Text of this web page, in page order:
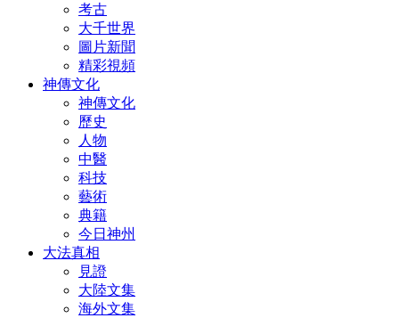
考古
大千世界
圖片新聞
精彩視頻
神傳文化
神傳文化
歷史
人物
中醫
科技
藝術
典籍
今日神州
大法真相
見證
大陸文集
海外文集